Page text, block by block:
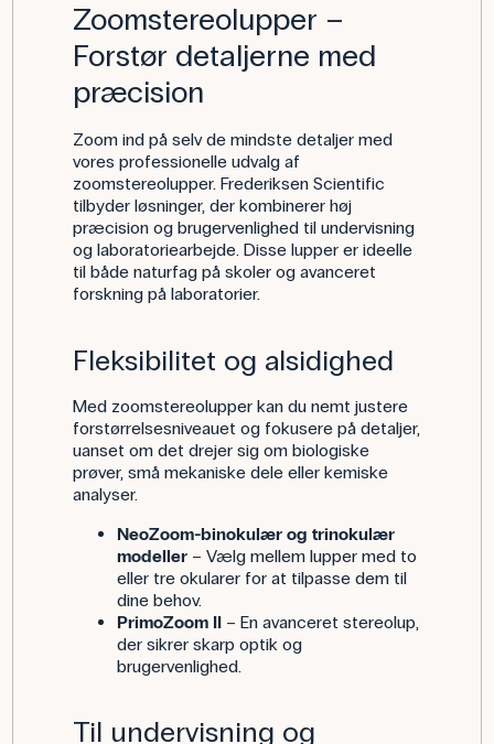
Zoomstereolupper –
Forstør detaljerne med
præcision
Zoom ind på selv de mindste detaljer med
vores professionelle udvalg af
zoomstereolupper. Frederiksen Scientific
tilbyder løsninger, der kombinerer høj
præcision og brugervenlighed til undervisning
og laboratoriearbejde. Disse lupper er ideelle
til både naturfag på skoler og avanceret
forskning på laboratorier.
Fleksibilitet og alsidighed
Med zoomstereolupper kan du nemt justere
forstørrelsesniveauet og fokusere på detaljer,
uanset om det drejer sig om biologiske
prøver, små mekaniske dele eller kemiske
analyser.
NeoZoom-binokulær og trinokulær
modeller– Vælg mellem lupper med to
eller tre okularer for at tilpasse dem til
dine behov.
PrimoZoom II– En avanceret stereolup,
der sikrer skarp optik og
brugervenlighed.
Til undervisning og